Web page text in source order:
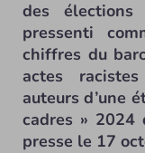
des
pressenti
chiffres du
actes
auteurs d’une
cadres » 2024
presse le 17